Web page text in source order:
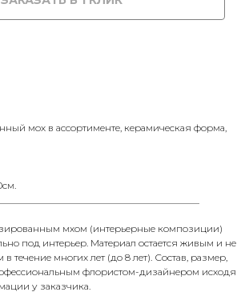
мох в ассортименте, керамическая форма,
мхом (интерьерные композиции)
под интерьер. Материал остается живым и не
течение многих лет (до 8 лет). Состав, размер,
флористом-дизайнером исходя
у заказчика.